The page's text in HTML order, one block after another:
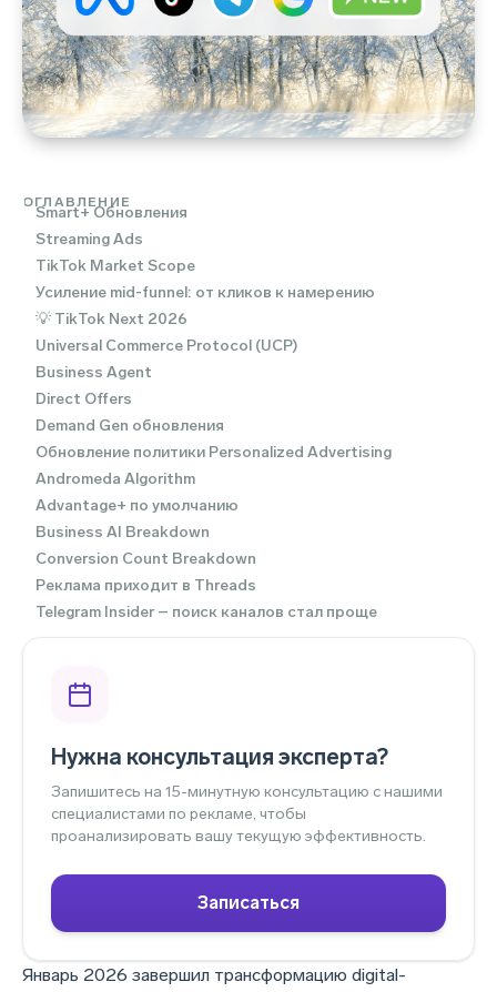
ОГЛАВЛЕНИЕ
Smart+ Oбновления
Streaming Ads
TikTok Market Scope
Усиление mid-funnel: от кликов к намерению
💡 TikTok Next 2026
Universal Commerce Protocol (UCP)
Business Agent
Direct Offers
Demand Gen обновления
Обновление политики Personalized Advertising
Andromeda Algorithm
Advantage+ по умолчанию
Business AI Breakdown
Conversion Count Breakdown
Реклама приходит в Threads
Telegram Insider – поиск каналов стал проще
Нужна консультация эксперта?
Запишитесь на 15-минутную консультацию с нашими
специалистами по рекламе, чтобы
проанализировать вашу текущую эффективность.
Записаться
Январь 2026 завершил трансформацию digital-